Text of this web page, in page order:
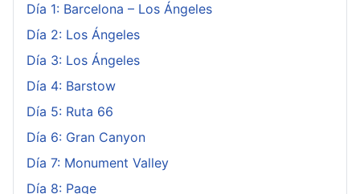
Día 1: Barcelona – Los Ángeles
Día 2: Los Ángeles
Día 3: Los Ángeles
Día 4: Barstow
Día 5: Ruta 66
Día 6: Gran Canyon
Día 7: Monument Valley
Día 8: Page